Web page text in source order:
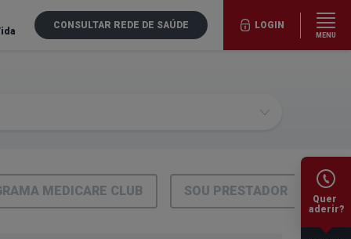
CONSULTAR REDE DE SAÚDE LOGIN
MENU
MEDICARE CLUB SOU PRESTADOR
Quer
aderir?